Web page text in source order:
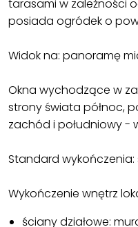
tarasami w zależności
posiada ogródek o
Widok na: panoramę
Okna wychodzące w
strony świata północ,
zachód i południowy -
Standard wykończenia:
Wykończenie wnętrz
ściany działowe: